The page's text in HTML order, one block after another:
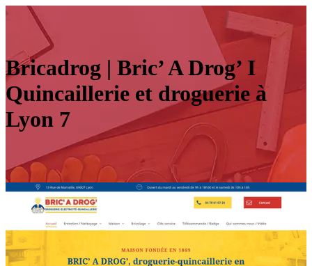
Bricadrog | Bric’ A Drog’ I
Quin­cail­le­rie et droguerie à
Lyon 7